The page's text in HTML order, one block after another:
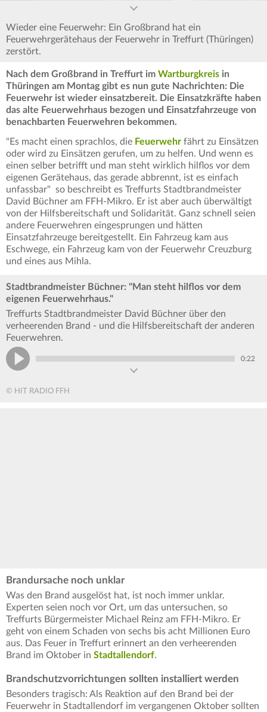
Wieder eine Feuerwehr: Ein Großbrand hat ein
Feuerwehrgerätehaus der Feuerwehr in Treffurt (Thüringen)
zerstört.
Nach dem Großbrand in Treffurt im Wartburgkreis in
Thüringen am Montag gibt es nun gute Nachrichten: Die
Feuerwehr ist wieder einsatzbereit. Die Einsatzkräfte haben
das alte Feuerwehrhaus bezogen und Einsatzfahrzeuge von
benachbarten Feuerwehren bekommen.
"Es macht einen sprachlos, die Feuerwehr fährt zu Einsätzen
oder wird zu Einsätzen gerufen, um zu helfen. Und wenn es
einen selber betrifft und man steht wirklich hilflos vor dem
eigenen Gerätehaus, das gerade abbrennt, ist es einfach
unfassbar" so beschreibt es Treffurts Stadtbrandmeister
David Büchner am FFH-Mikro. Er ist aber auch überwältigt
von der Hilfsbereitschaft und Solidarität. Ganz schnell seien
andere Feuerwehren eingesprungen und hätten
Einsatzfahrzeuge bereitgestellt. Ein Fahrzeug kam aus
Eschwege, ein Fahrzeug kam von der Feuerwehr Creuzburg
und eines aus Mihla.
Stadtbrandmeister Büchner: "Man steht hilflos vor dem
eigenen Feuerwehrhaus."
Treffurts Stadtbrandmeister David Büchner über den
verheerenden Brand - und die Hilfsbereitschaft der anderen
Feuerwehren.
0:22
© HIT RADIO FFH
Brandursache noch unklar
Was den Brand ausgelöst hat, ist noch immer unklar.
Experten seien noch vor Ort, um das untersuchen, so
Treffurts Bürgermeister Michael Reinz am FFH-Mikro. Er
geht von einem Schaden von sechs bis acht Millionen Euro
aus. Das Feuer in Treffurt erinnert an den verheerenden
Brand im Oktober in Stadtallendorf.
Brandschutzvorrichtungen sollten installiert werden
Besonders tragisch: Als Reaktion auf den Brand bei der
Feuerwehr in Stadtallendorf im vergangenen Oktober sollten